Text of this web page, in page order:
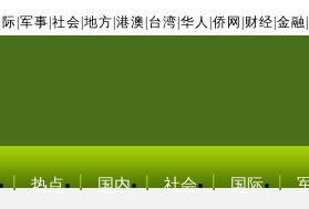
际 军事 社会 地方 港澳 台湾 华人 侨网 财经 金融
热点 国内 社会 国际